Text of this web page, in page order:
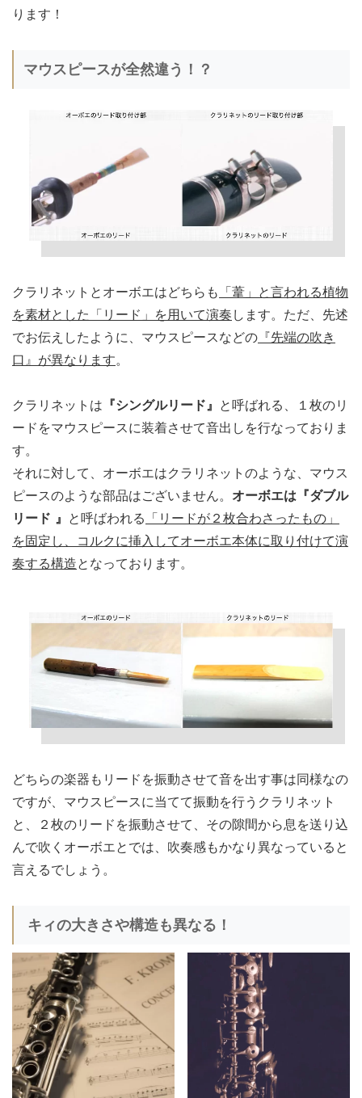
ります！
マウスピースが全然違う！？
クラリネットとオーボエはどちらも 「葦」と言われる植物
を素材とした「リード」を用いて演奏 します。ただ、先述
でお伝えしたように、マウスピースなどの 『先端の吹き
口』が異なります。
クラリネットは 『シングルリード』 と呼ばれる、１枚のリ
ードをマウスピースに装着させて音出しを行なっておりま
す。
それに対して、オーボエはクラリネットのような、マウス
ピースのような部品はございません。 オーボエは『ダブル
リード 』 と呼ばわれる 「リードが２枚合わさったもの」
を固定し、コルクに挿入してオーボエ本体に取り付けて演
奏する構造となっております。
どちらの楽器もリードを振動させて音を出す事は同様なの
ですが、マウスピースに当てて振動を行うクラリネット
と、２枚のリードを振動させて、その隙間から息を送り込
んで吹くオーボエとでは、吹奏感もかなり異なっていると
言えるでしょう。
キィの大きさや構造も異なる！